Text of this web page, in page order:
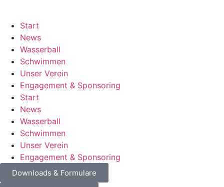
Start
News
Wasserball
Schwimmen
Unser Verein
Engagement & Sponsoring
Start
News
Wasserball
Schwimmen
Unser Verein
Engagement & Sponsoring
Downloads & Formulare